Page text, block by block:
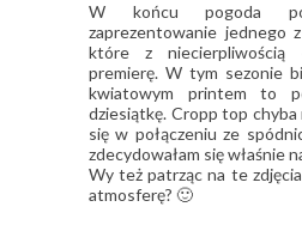
W końcu pogoda
zaprezentowanie jednego
które z niecierpliwością
premierę. W tym sezonie
kwiatowym printem to
dziesiątkę. Cropp top
się w połączeniu ze
zdecydowałam się właśnie
Wy też patrząc na te
atmosferę? 🙂